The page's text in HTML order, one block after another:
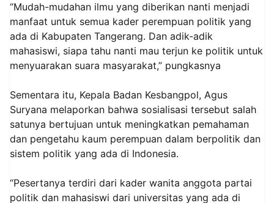
“Mudah-mudahan ilmu yang diberikan nanti menjadi
manfaat untuk semua kader perempuan politik yang
ada di Kabupaten Tangerang. Dan adik-adik
mahasiswi, siapa tahu nanti mau terjun ke politik untuk
menyuarakan suara masyarakat,” pungkasnya
Sementara itu, Kepala Badan Kesbangpol, Agus
Suryana melaporkan bahwa sosialisasi tersebut salah
satunya bertujuan untuk meningkatkan pemahaman
dan pengetahu kaum perempuan dalam berpolitik dan
sistem politik yang ada di Indonesia.
“Pesertanya terdiri dari kader wanita anggota partai
politik dan mahasiswi dari universitas yang ada di